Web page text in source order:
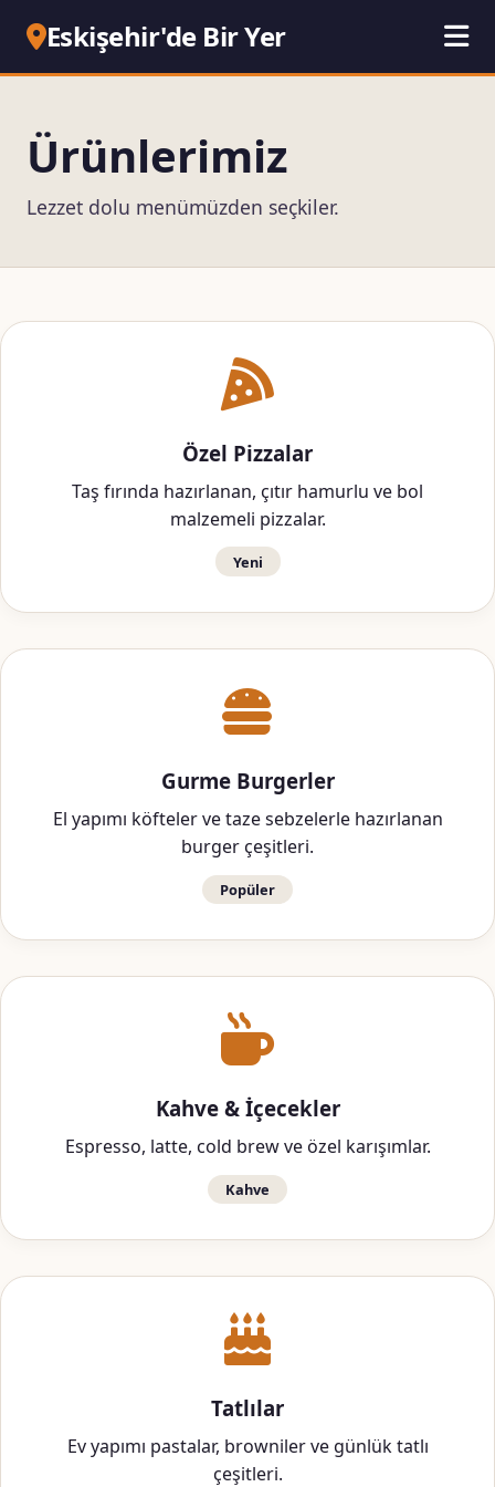
Eskişehir'de Bir Yer
Ürünlerimiz
Lezzet dolu menümüzden seçkiler.
Özel Pizzalar
Taş fırında hazırlanan, çıtır hamurlu ve bol
malzemeli pizzalar.
Yeni
Gurme Burgerler
El yapımı köfteler ve taze sebzelerle hazırlanan
burger çeşitleri.
Popüler
Kahve & İçecekler
Espresso, latte, cold brew ve özel karışımlar.
Kahve
Tatlılar
Ev yapımı pastalar, browniler ve günlük tatlı
çeşitleri.